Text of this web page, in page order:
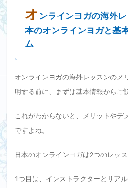
オ ンラインヨガの海外
本のオンラインヨガと基
ム
オンラインヨガの海外レッスンのメ
明する前に、まずは基本情報からご
これがわからないと、メリットやデ
ですよね。
日本のオンラインヨガは2つのレッス
1つ目は、インストラクターとリア